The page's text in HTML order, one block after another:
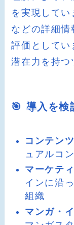
を実現して
などの詳細
評価としてい
潜在力を持つ
🎯 導入を検
コンテン
ュアルコ
マーケテ
インに沿
組織
マンガ・